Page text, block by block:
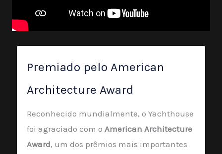
Premiado pelo American
Architecture Award
Reconhecido mundialmente, o Yachthouse
foi agraciado com o American Architecture
Award, um dos prêmios mais importantes